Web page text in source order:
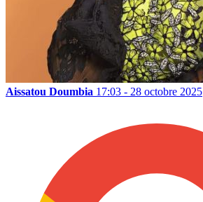
Aissatou Doumbia 17:03 - 28 octobre 2025